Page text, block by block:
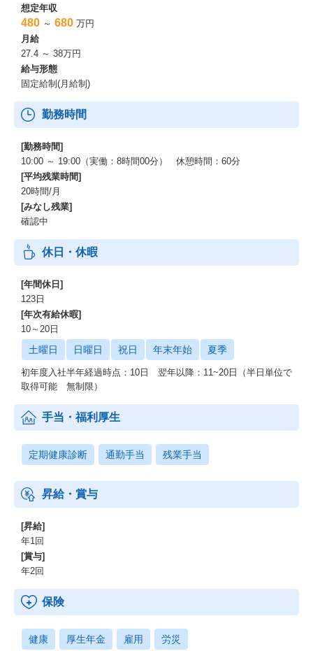
想定年収
480 ～ 680 万円
月給
27.4 ～ 38万円
給与形態
固定給制(月給制)
勤務時間
[勤務時間]
10:00 ～ 19:00（実働：8時間00分） 休憩時間：60分
[平均残業時間]
20時間/月
[みなし残業]
確認中
休日・休暇
[年間休日]
123日
[年次有給休暇]
10～20日
土曜日 日曜日 祝日 年末年始 夏季
初年度入社半年経過時点：10日 翌年以降：11~20日（半日単位で
取得可能 無制限）
手当・福利厚生
定期健康診断 通勤手当 残業手当
昇給・賞与
[昇給]
年1回
[賞与]
年2回
保険
健康 厚生年金 雇用 労災